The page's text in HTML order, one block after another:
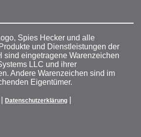
Spies Hecker und alle
und Dienstleistungen der
sind eingetragene Warenzeichen
LLC und ihrer
Andere Warenzeichen sind im
Eigentümer.
Datenschutzerklärung